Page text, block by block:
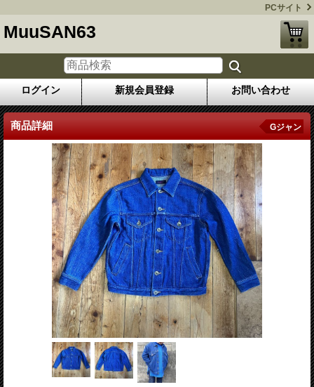
PCサイト
MuuSAN63
ログイン 新規会員登録 お問い合わせ
商品詳細 Gジャン